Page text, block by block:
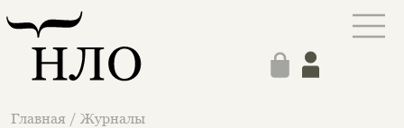
Главная / Журналы